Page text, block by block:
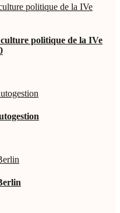
politique de la IVe